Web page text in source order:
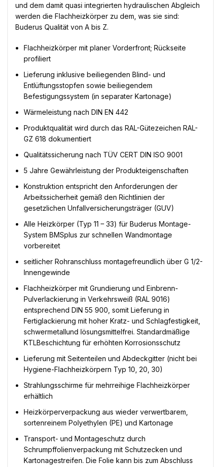
und dem damit quasi integrierten hydraulischen Abgleich
werden die Flachheizkörper zu dem, was sie sind:
Buderus Qualität von A bis Z.
Flachheizkörper mit planer Vorderfront; Rückseite
profiliert
Lieferung inklusive beiliegenden Blind- und
Entlüftungsstopfen sowie beiliegendem
Befestigungssystem (in separater Kartonage)
Wärmeleistung nach DIN EN 442
Produktqualität wird durch das RAL-Gütezeichen RAL-
GZ 618 dokumentiert
Qualitätssicherung nach TÜV CERT DIN ISO 9001
5 Jahre Gewährleistung der Produkteigenschaften
Konstruktion entspricht den Anforderungen der
Arbeitssicherheit gemäß den Richtlinien der
gesetzlichen Unfallversicherungsträger (GUV)
Alle Heizkörper (Typ 11 – 33) für Buderus Montage-
System BMSplus zur schnellen Wandmontage
vorbereitet
seitlicher Rohranschluss montagefreundlich über G 1/2-
Innengewinde
Flachheizkörper mit Grundierung und Einbrenn-
Pulverlackierung in Verkehrsweiß (RAL 9016)
entsprechend DIN 55 900, somit Lieferung in
Fertiglackierung mit hoher Kratz- und Schlagfestigkeit,
schwermetallund lösungsmittelfrei. Standardmäßige
KTLBeschichtung für erhöhten Korrosionsschutz
Lieferung mit Seitenteilen und Abdeckgitter (nicht bei
Hygiene-Flachheizkörpern Typ 10, 20, 30)
Strahlungsschirme für mehrreihige Flachheizkörper
erhältlich
Heizkörperverpackung aus wieder verwertbarem,
sortenreinem Polyethylen (PE) und Kartonage
Transport- und Montageschutz durch
Schrumpffolienverpackung mit Schutzecken und
Kartonagestreifen. Die Folie kann bis zum Abschluss